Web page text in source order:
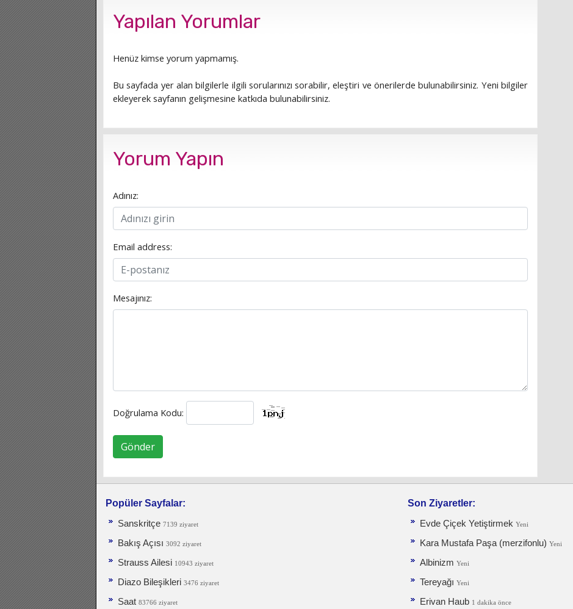
Yapılan Yorumlar
Henüz kimse yorum yapmamış.
Bu sayfada yer alan bilgilerle ilgili sorularınızı sorabilir, eleştiri ve önerilerde bulunabilirsiniz. Yeni bilgiler
ekleyerek sayfanın gelişmesine katkıda bulunabilirsiniz.
Yorum Yapın
Adınız:
Email address:
Mesajınız:
Doğrulama Kodu:
Gönder
Popüler Sayfalar:
Sanskritçe 7139 ziyaret
Bakış Açısı 3092 ziyaret
Strauss Ailesi 10943 ziyaret
Diazo Bileşikleri 3476 ziyaret
Saat 83766 ziyaret
Son Ziyaretler:
Evde Çiçek Yetiştirmek Yeni
Kara Mustafa Paşa (merzifonlu) Yeni
Albinizm Yeni
Tereyağı Yeni
Erivan Haub 1 dakika önce